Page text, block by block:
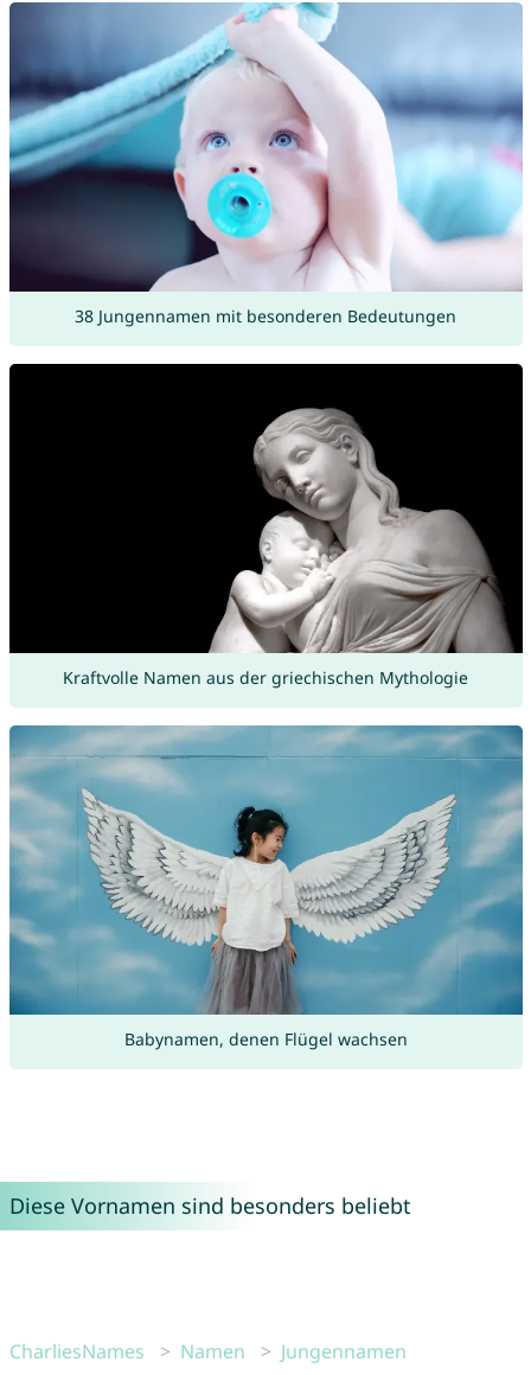
38 Jungennamen mit besonderen Bedeutungen
Kraftvolle Namen aus der griechischen Mythologie
Babynamen, denen Flügel wachsen
Diese Vornamen sind besonders beliebt
CharliesNames Namen
Jungennamen